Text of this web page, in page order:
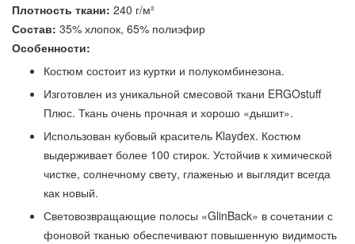
Плотность ткани: 240 г/м²
Состав: 35% хлопок, 65% полиэфир
Особенности:
Костюм состоит из куртки и полукомбинезона.
Изготовлен из уникальной смесовой ткани ERGOstuff
Плюс. Ткань очень прочная и хорошо «дышит».
Использован кубовый краситель Klaydex. Костюм
выдерживает более 100 стирок. Устойчив к химической
чистке, солнечному свету, глаженью и выглядит всегда
как новый.
Световозвращающие полосы «GlinBack» в сочетании с
фоновой тканью обеспечивают повышенную видимость